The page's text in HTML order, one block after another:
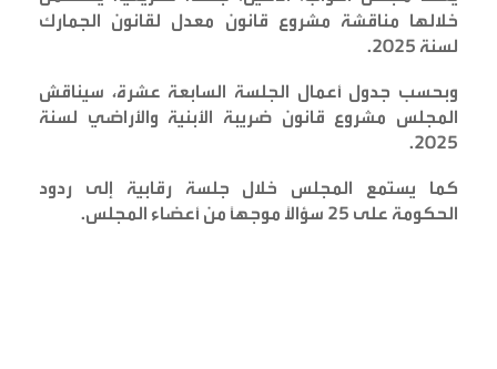
خلالها مناقشة مشروع قانون معدل لقانون الجمارك
لسنة 2025
.
وبحسب جدول أعمال الجلسة السابعة عشرة، سيناقش
المجلس مشروع قانون ضريبة الأبنية والأراضي لسنة
2025
.
كما يستمع المجلس خلال جلسة رقابية إلى ردود
الحكومة على 25 سؤالاً موجهاً من أعضاء المجلس
.